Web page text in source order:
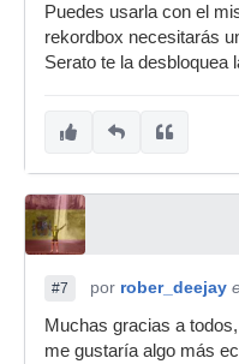
Puedes usarla con el
rekordbox necesitarás
Serato te la desbloquea
#7 por rober_deejay
Muchas gracias a
me gustaría algo más